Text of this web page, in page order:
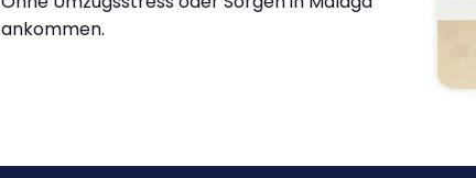
ankommen.